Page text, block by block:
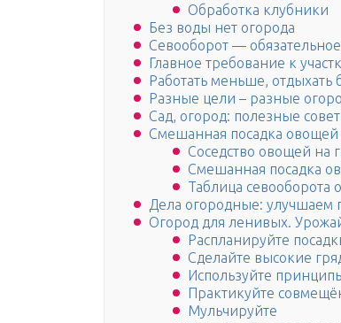
Обработка клубники
Без воды нет огорода
Севооборот —
Главное требование к
Работать меньше, отдыхать
Разные цели – разные
Сад, огород: полезные
Смешанная посадка
Соседство овощей на
Смешанная посадка
Таблица севооборота
Дела огородные: улучшаем
Огород для ленивых.
Распланируйте
Сделайте высокие
Используйте
Практикуйте
Мульчируйте